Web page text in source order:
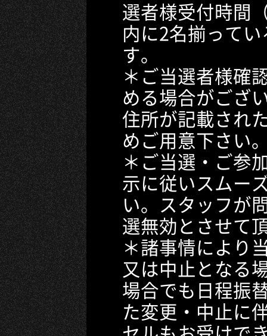
選者様受付時間
内に2名揃って
す。
＊ご当選者様確
める場合がござ
住所が記載され
めご用意下さい
＊ご当選・ご参
示に従いスムー
い。スタッフが
選無効とさせて
＊諸事情により
又は中止となる
場合でも日程振
た変更・中止に